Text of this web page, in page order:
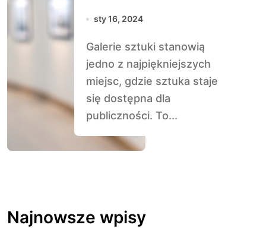
Odkrywajmy Jej
sty 16, 2024
Galerie sztuki stanowią
jedno z najpiękniejszych
miejsc, gdzie sztuka staje
się dostępna dla
publiczności. To...
Najnowsze wpisy